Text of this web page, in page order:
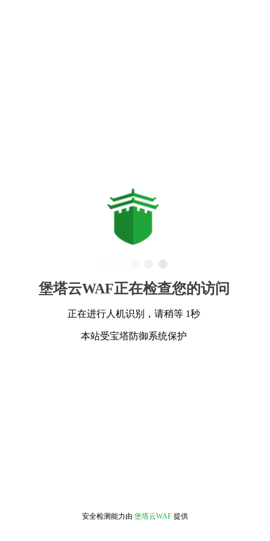
堡塔云WAF正在检查您的访问
正在进行人机识别，请稍等 1秒
本站受宝塔防御系统保护
安全检测能力由 堡塔云WAF 提供